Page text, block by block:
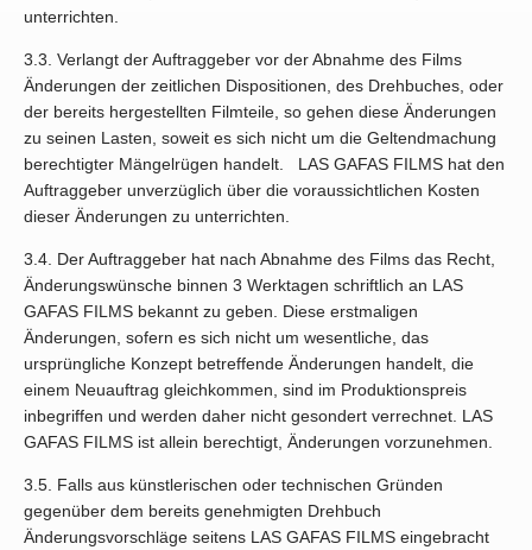
unterrichten.
3.3. Verlangt der Auftraggeber vor der Abnahme des Films
Änderungen der zeitlichen Dispositionen, des Drehbuches, oder
der bereits hergestellten Filmteile, so gehen diese Änderungen
zu seinen Lasten, soweit es sich nicht um die Geltendmachung
berechtigter Mängelrügen handelt. LAS GAFAS FILMS hat den
Auftraggeber unverzüglich über die voraussichtlichen Kosten
dieser Änderungen zu unterrichten.
3.4. Der Auftraggeber hat nach Abnahme des Films das Recht,
Änderungswünsche binnen 3 Werktagen schriftlich an LAS
GAFAS FILMS bekannt zu geben. Diese erstmaligen
Änderungen, sofern es sich nicht um wesentliche, das
ursprüngliche Konzept betreffende Änderungen handelt, die
einem Neuauftrag gleichkommen, sind im Produktionspreis
inbegriffen und werden daher nicht gesondert verrechnet. LAS
GAFAS FILMS ist allein berechtigt, Änderungen vorzunehmen.
3.5. Falls aus künstlerischen oder technischen Gründen
gegenüber dem bereits genehmigten Drehbuch
Änderungsvorschläge seitens LAS GAFAS FILMS eingebracht